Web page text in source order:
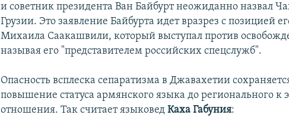
и советник президента Ван Байбурт неожиданно назвал
Грузии. Это заявление Байбурта идет вразрез с позицией
Михаила Саакашвили, который выступал против
называя его "представителем российских спецслужб".
Опасность всплеска сепаратизма в Джавахетии
повышение статуса армянского языка до регионального к
отношения. Так считает языковедКаха Габуния: